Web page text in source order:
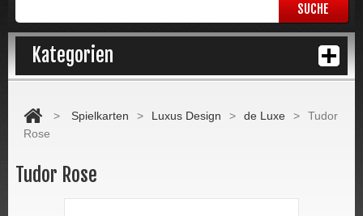
SUCHE
Kategorien
> Spielkarten > Luxus Design > de Luxe >
Tudor
Rose
Tudor Rose